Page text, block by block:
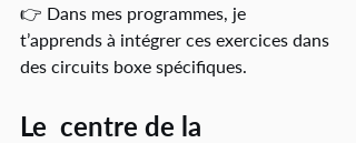
👉 Dans mes programmes, je
t’apprends à intégrer ces exercices dans
des circuits boxe spécifiques.
Le  centre de la